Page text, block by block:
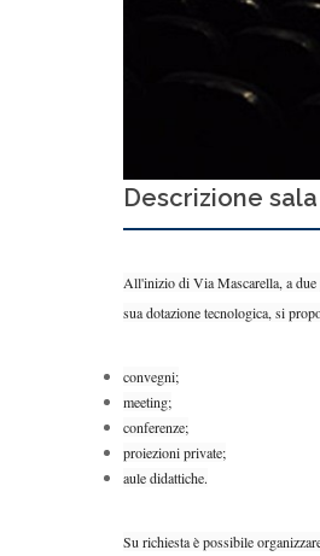
Descrizione sala
All'inizio di Via Mascarella, a due
sua dotazione tecnologica, si
convegni;
meeting;
conferenze;
proiezioni private;
aule didattiche.
Su richiesta è possibile